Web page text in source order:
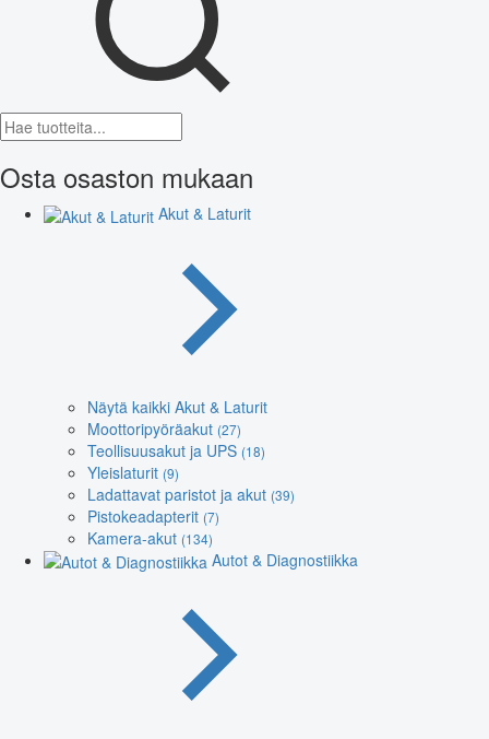
Osta osaston mukaan
Akut & Laturit
Näytä kaikki Akut & Laturit
Moottoripyöräakut (27)
Teollisuusakut ja UPS (18)
Yleislaturit (9)
Ladattavat paristot ja akut (39)
Pistokeadapterit (7)
Kamera-akut (134)
Autot & Diagnostiikka